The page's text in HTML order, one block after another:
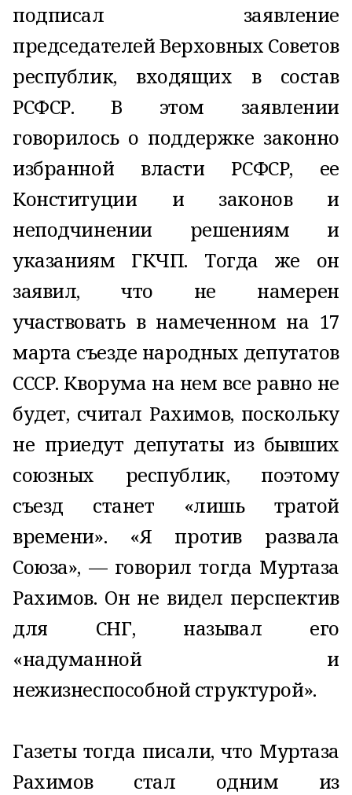
подписал заявление
председателей Верховных Советов
республик, входящих в состав
РСФСР. В этом заявлении
говорилось о поддержке законно
избранной власти РСФСР, ее
Конституции и законов и
неподчинении решениям и
указаниям ГКЧП. Тогда же он
заявил, что не намерен
участвовать в намеченном на 17
марта съезде народных депутатов
СССР. Кворума на нем все равно не
будет, считал Рахимов, поскольку
не приедут депутаты из бывших
союзных республик, поэтому
съезд станет «лишь тратой
времени». «Я против развала
Союза», — говорил тогда Муртаза
Рахимов. Он не видел перспектив
для СНГ, называл его
«надуманной и
нежизнеспособной структурой».
Газеты тогда писали, что Муртаза
Рахимов стал одним из